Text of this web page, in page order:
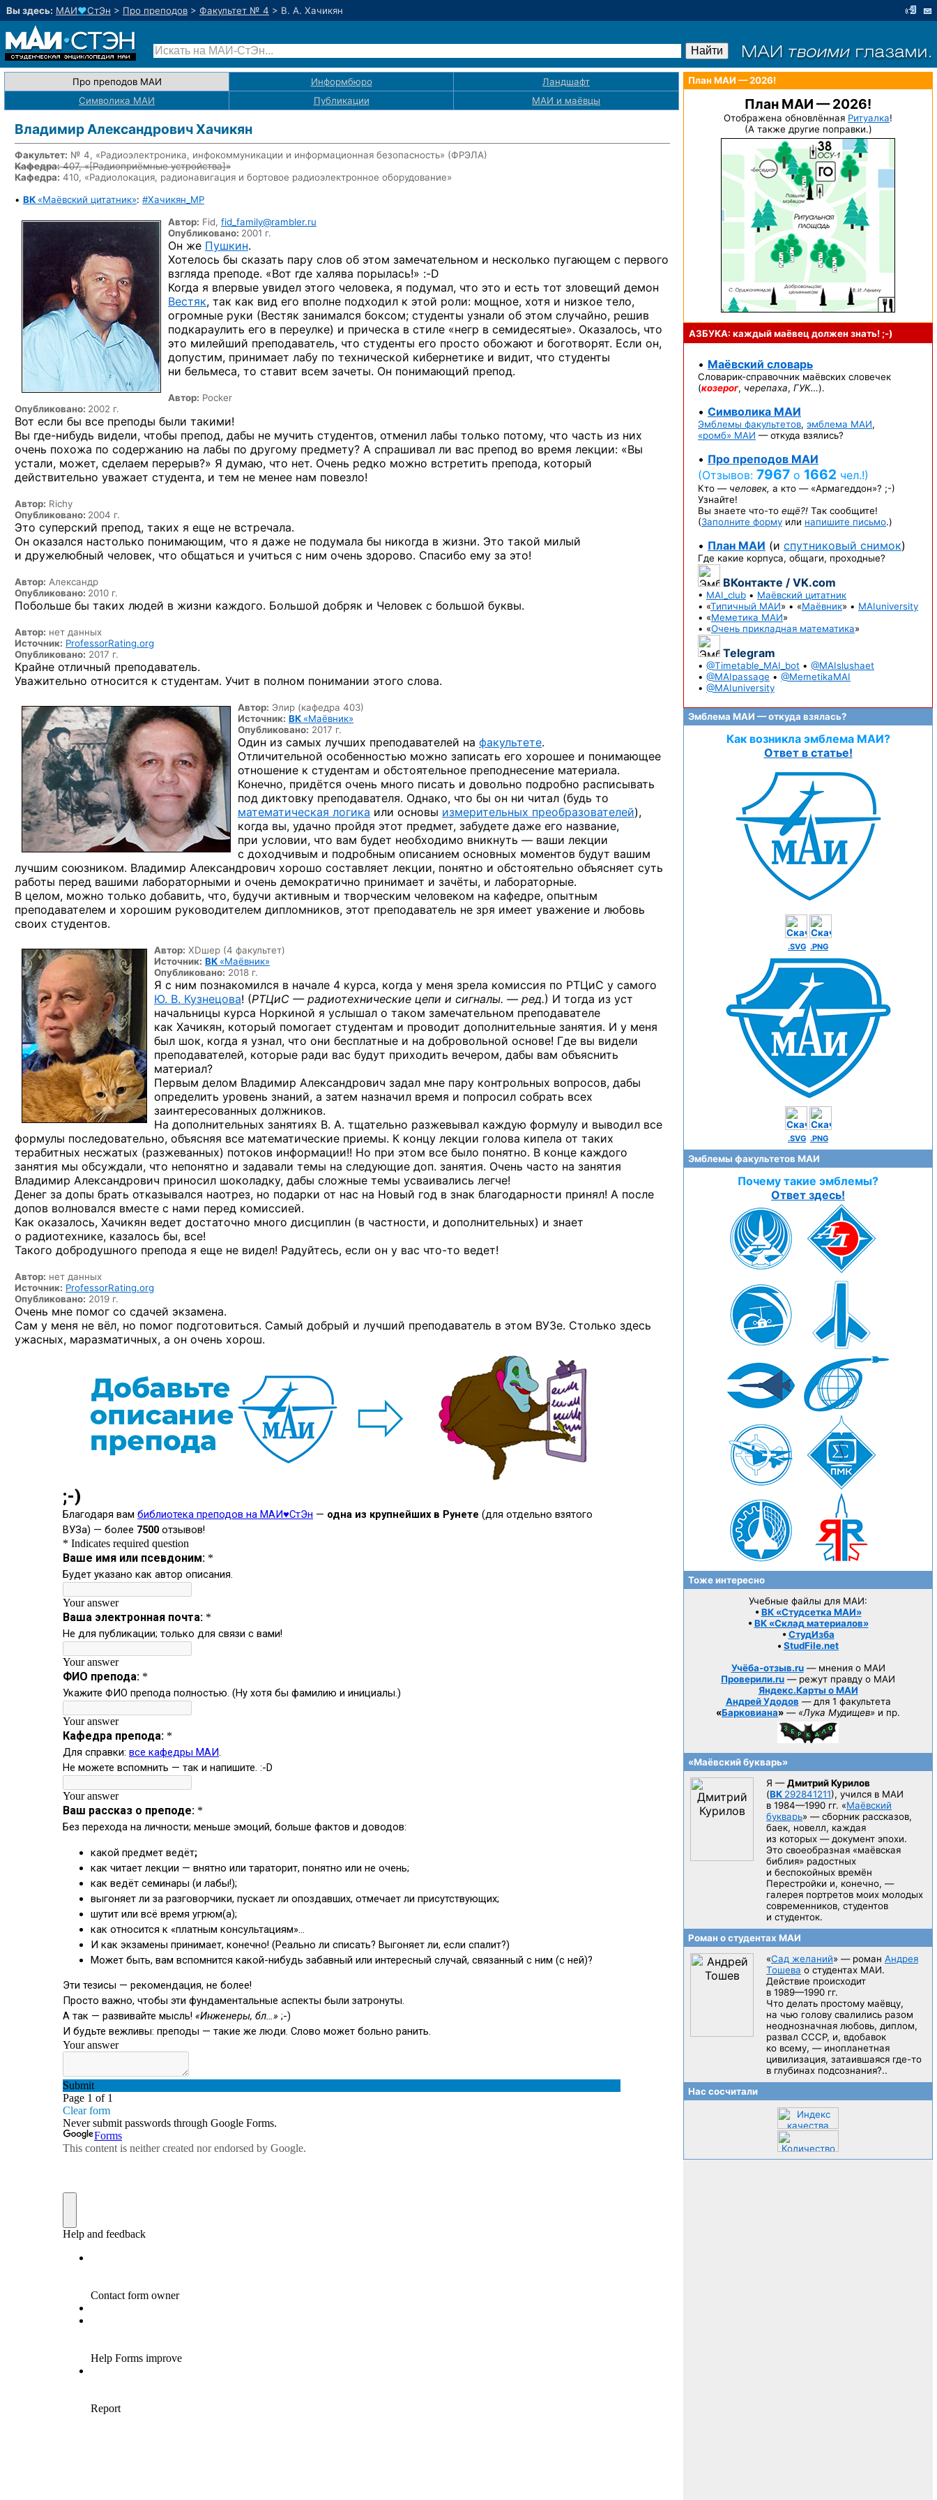
Вы здесь: МАИ♥СтЭн > Про преподов > Факультет № 4 > В. А. Хачикян
Про преподов МАИ Информбюро
Ландшафт
Символика МАИ
Публикации МАИ и маёвцы
Владимир Александрович Хачикян
Факультет: № 4, «Радиоэлектроника, инфокоммуникации и информационная безопасность» (ФРЭЛА)
Кафедра:407, «[Радиоприёмные устройства]»
Кафедра: 410, «Радиолокация, радионавигация и бортовое радиоэлектронное оборудование»
• ВК «Маёвский цитатник»: #Хачикян_MP
Автор: Fid, fid_family@rambler.ru
Опубликовано: 2001 г.
Он же Пушкин.
Хотелось бы сказать пару слов об этом замечательном и несколько пугающем с первого
взгляда преподе. «Вот где халява порылась!» :-D
Когда я впервые увидел этого человека, я подумал, что это и есть тот зловещий демон
Вестяк, так как вид его вполне подходил к этой роли: мощное, хотя и низкое тело,
огромные руки (Вестяк занимался боксом; студенты узнали об этом случайно, решив
подкараулить его в переулке) и прическа в стиле «негр в семидесятые». Оказалось, что
это милейший преподаватель, что студенты его просто обожают и боготворят. Если он,
допустим, принимает лабу по технической кибернетике и видит, что студенты
ни бельмеса, то ставит всем зачеты. Он понимающий препод.
Автор: Pocker
Опубликовано: 2002 г.
Вот если бы все преподы были такими!
Вы где-нибудь видели, чтобы препод, дабы не мучить студентов, отменил лабы только потому, что часть из них
очень похожа по содержанию на лабы по другому предмету? А спрашивал ли вас препод во время лекции: «Вы
устали, может, сделаем перерыв?» Я думаю, что нет. Очень редко можно встретить препода, который
действительно уважает студента, и тем не менее нам повезло!
Автор: Richy
Опубликовано: 2004 г.
Это суперский препод, таких я еще не встречала.
Он оказался настолько понимающим, что я даже не подумала бы никогда в жизни. Это такой милый
и дружелюбный человек, что общаться и учиться с ним очень здорово. Спасибо ему за это!
Автор: Александр
Опубликовано: 2010 г.
Побольше бы таких людей в жизни каждого. Большой добряк и Человек с большой буквы.
Автор: нет данных
Источник: ProfessorRating.org
Опубликовано: 2017 г.
Крайне отличный преподаватель.
Уважительно относится к студентам. Учит в полном понимании этого слова.
Автор: Элир (кафедра 403)
Источник: ВК «Маёвник»
Опубликовано: 2017 г.
Один из самых лучших преподавателей на факультете.
Отличительной особенностью можно записать его хорошее и понимающее
отношение к студентам и обстоятельное преподнесение материала.
Конечно, придётся очень много писать и довольно подробно расписывать
под диктовку преподавателя. Однако, что бы он ни читал (будь то
математическая логика или основы измерительных преобразователей),
когда вы, удачно пройдя этот предмет, забудете даже его название,
при условии, что вам будет необходимо вникнуть — ваши лекции
с доходчивым и подробным описанием основных моментов будут вашим
лучшим союзником. Владимир Александрович хорошо составляет лекции, понятно и обстоятельно объясняет суть
работы перед вашими лабораторными и очень демократично принимает и зачёты, и лабораторные.
В целом, можно только добавить, что, будучи активным и творческим человеком на кафедре, опытным
преподавателем и хорошим руководителем дипломников, этот преподаватель не зря имеет уважение и любовь
своих студентов.
Автор: XDшер (4 факультет)
Источник: ВК «Маёвник»
Опубликовано: 2018 г.
Я с ним познакомился в начале 4 курса, когда у меня зрела комиссия по РТЦиС у самого
Ю. В. Кузнецова! (РТЦиС — радиотехнические цепи и сигналы. — ред.) И тогда из уст
начальницы курса Норкиной я услышал о таком замечательном преподавателе
как Хачикян, который помогает студентам и проводит дополнительные занятия. И у меня
был шок, когда я узнал, что они бесплатные и на добровольной основе! Где вы видели
преподавателей, которые ради вас будут приходить вечером, дабы вам объяснить
материал?
Первым делом Владимир Александрович задал мне пару контрольных вопросов, дабы
определить уровень знаний, а затем назначил время и попросил собрать всех
заинтересованных должников.
На дополнительных занятиях В. А. тщательно разжевывал каждую формулу и выводил все
формулы последовательно, объясняя все математические приемы. К концу лекции голова кипела от таких
терабитных несжатых (разжеванных) потоков информации!! Но при этом все было понятно. В конце каждого
занятия мы обсуждали, что непонятно и задавали темы на следующие доп. занятия. Очень часто на занятия
Владимир Александрович приносил шоколадку, дабы сложные темы усваивались легче!
Денег за допы брать отказывался наотрез, но подарки от нас на Новый год в знак благодарности принял! А после
допов волновался вместе с нами перед комиссией.
Как оказалось, Хачикян ведет достаточно много дисциплин (в частности, и дополнительных) и знает
о радиотехнике, казалось бы, все!
Такого добродушного препода я еще не видел! Радуйтесь, если он у вас что-то ведет!
Автор: нет данных
Источник: ProfessorRating.org
Опубликовано: 2019 г.
Очень мне помог со сдачей экзамена.
Сам у меня не вёл, но помог подготовиться. Самый добрый и лучший преподаватель в этом ВУЗе. Столько здесь
ужасных, маразматичных, а он очень хорош.
План МАИ — 2026!
План МАИ — 2026!
Отображена обновлённая Ритуалка!
(А также другие поправки.)
АЗБУКА: каждый маёвец должензнать! ;-)
• Маёвский словарь
Словарик-справочник маёвских словечек
(козерог, черепаха, ГУК…).
• Символика МАИ
Эмблемы факультетов, эмблема МАИ,
«ромб» МАИ — откуда взялись?
• Про преподов МАИ
(Отзывов: 7967 о 1662 чел.!)
Кто — человек, а кто — «Армагеддон»? ;-)
Узнайте!
Вы знаете что-то ещё?! Так сообщите!
(Заполните форму или напишите письмо.)
• План МАИ (и спутниковый снимок)
Где какие корпуса, общаги, проходные?
ВКонтакте / VK.com
• MAI_club • Маёвский цитатник
• «Типичный МАИ» • «Маёвник» • MAIuniversity
• «Меметика МАИ»
• «Очень прикладная математика»
Telegram
• @Timetable_MAI_bot • @MAIslushaet
• @MAIpassage • @MemetikaMAI
• @MAIuniversity
Эмблема МАИ — откуда взялась?
Как возникла эмблема МАИ?
Ответ в статье!
.SVG .PNG
.SVG .PNG
Эмблемы факультетов МАИ
Почему такие эмблемы?
Ответ здесь!
Тоже интересно
Учебные файлы для МАИ:
• ВК «Студсетка МАИ»
• ВК «Склад материалов»
• СтудИзба
• StudFile.net
Учёба-отзыв.ru— мнения о МАИ
Проверили.ru — режут правду о МАИ
Яндекс.Карты о МАИ
Андрей Удодов — для 1 факультета
«Барковиана» — «Лука Мудищев» и пр.
«Маёвский букварь»
Я —Дмитрий Курилов
(ВК 292841211), учился в МАИ
в 1984—1990 гг. «Маёвский
букварь» — сборник рассказов,
баек, новелл, каждая
из которых — документ эпохи.
Это своеобразная «маёвская
библия» радостных
и беспокойных времён
Перестройки и, конечно, —
галерея портретов моих молодых
современников, студентов
и студенток.
Роман о студентах МАИ
«Сад желаний» — роман Андрея
Тошева о студентах МАИ.
Действие происходит
в 1989—1990 гг.
Что делать простому маёвцу,
на чью голову свалились разом
неоднозначная любовь, диплом,
развал CCCP, и, вдобавок
ко всему, — инопланетная
цивилизация, затаившаяся где-то
в глубинах подсознания?..
Нас сосчитали